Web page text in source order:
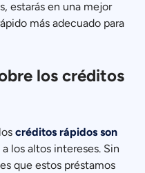
estarás en una mejor
más adecuado para
los créditos
créditos rápidos son
los altos intereses. Sin
que estos préstamos